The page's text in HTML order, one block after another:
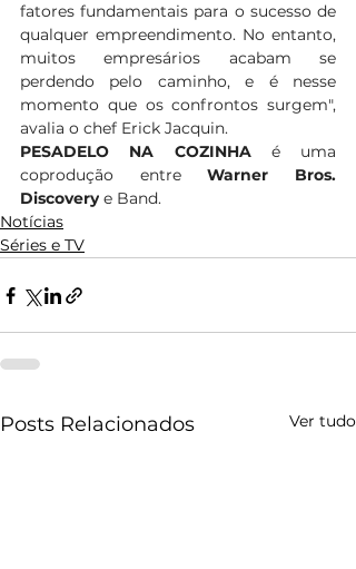
fatores fundamentais para o sucesso de
qualquer empreendimento. No entanto,
muitos empresários acabam se
perdendo pelo caminho, e é nesse
momento que os confrontos surgem",
avalia o chef Erick Jacquin.
PESADELO NA COZINHA é uma
coprodução entre Warner Bros.
Discovery e Band.
Notícias
Séries e TV
Posts Relacionados Ver tudo